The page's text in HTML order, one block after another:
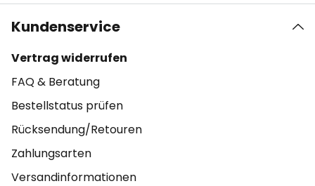
Kundenservice
Vertrag widerrufen
FAQ & Beratung
Bestellstatus prüfen
Rücksendung/Retouren
Zahlungsarten
Versandinformationen